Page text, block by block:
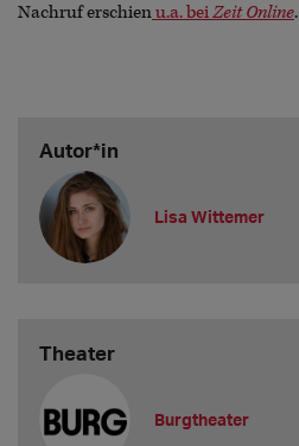
Nachruf erschienu.a. beiZeit Online.
Autor*in
Lisa Wittemer
Theater
Burgtheater